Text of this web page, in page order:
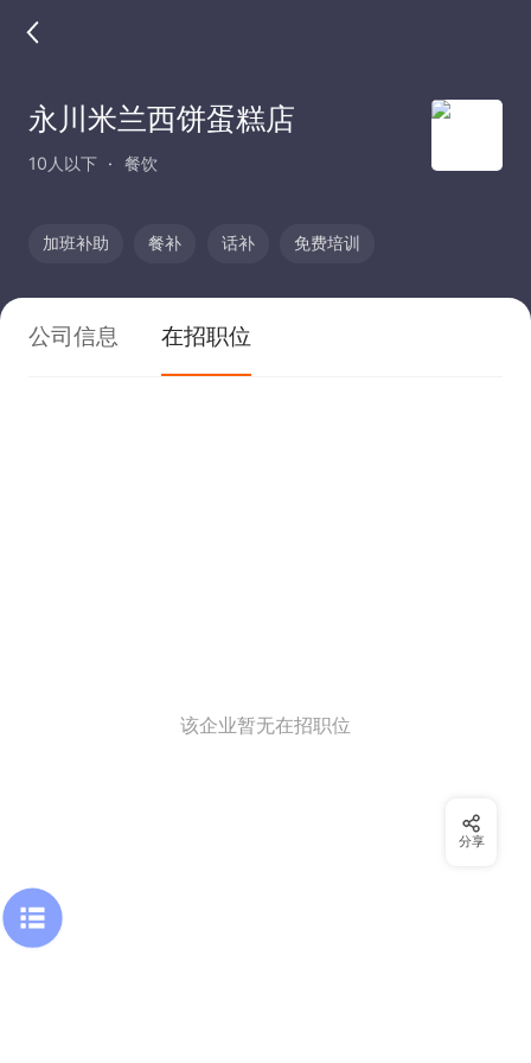
永川米兰西饼蛋糕店
10人以下 餐饮
加班补助 餐补 话补 免费培训
公司信息 在招职位
该企业暂无在招职位
分享